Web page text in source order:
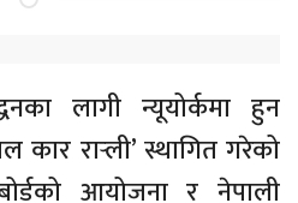
लागी न्यूयोर्कमा हुन
कार रार्‍ली’ स्थागित गरेको
आयोजना र नेपाली